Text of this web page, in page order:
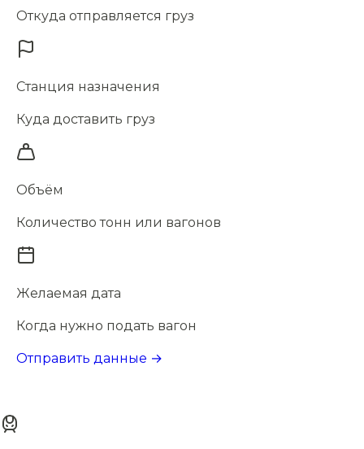
Откуда отправляется груз
Станция назначения
Куда доставить груз
Объём
Количество тонн или вагонов
Желаемая дата
Когда нужно подать вагон
Отправить данные →